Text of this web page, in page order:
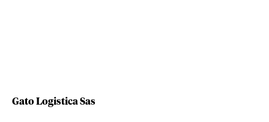
Gato Logistica Sas